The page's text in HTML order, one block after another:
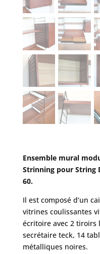
Ensemble mural
Strinning pour String
60.
Il est composé d’un
vitrines coulissantes
écritoire avec 2 tiroirs
secrétaire teck, 14
métalliques noires.